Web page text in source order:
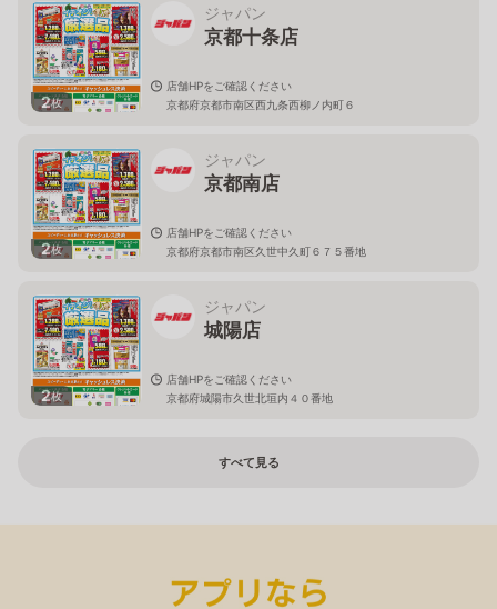
2枚
ジャパン
京都十条店
店舗HPをご確認ください
京都府京都市南区西九条西柳ノ内町６
2枚
ジャパン
京都南店
店舗HPをご確認ください
京都府京都市南区久世中久町６７５番地
2枚
ジャパン
城陽店
店舗HPをご確認ください
京都府城陽市久世北垣内４０番地
すべて見る